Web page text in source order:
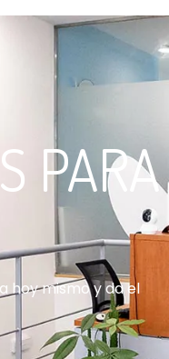
PARA
hoy mismo y da el